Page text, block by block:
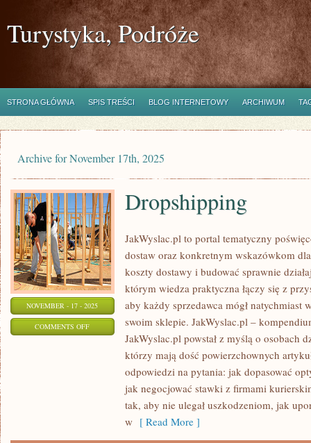
Turystyka, Podróże
STRONA GŁÓWNA SPIS TREŚCI BLOG INTERNETOWY ARCHIWUM
Archive for November 17th, 2025
NOVEMBER - 17 - 2025
COMMENTS OFFON
DROPSHIPPING
Dropshipping
JakWyslac.pl to portal tematyczny
dostaw oraz konkretnym wskazówkom
koszty dostawy i budować sprawnie
którym wiedza praktyczna łączy się z
aby każdy sprzedawca mógł natychmiast
swoim sklepie. JakWyslac.pl –
JakWyslac.pl powstał z myślą o osobach
którzy mają dość powierzchownych
odpowiedzi na pytania: jak dopasować
jak negocjować stawki z firmami
tak, aby nie ulegał uszkodzeniom, jak
w [ Read More ]